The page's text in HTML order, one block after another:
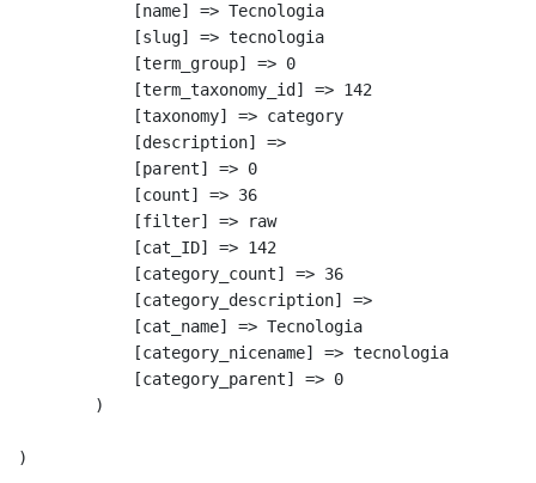
            [name] => Tecnologia
            [slug] => tecnologia
            [term_group] => 0
            [term_taxonomy_id] => 142
            [taxonomy] => category
            [description] =>
            [parent] => 0
            [count] => 36
            [filter] => raw
            [cat_ID] => 142
            [category_count] => 36
            [category_description] =>
            [cat_name] => Tecnologia
            [category_nicename] => tecnologia
            [category_parent] => 0
        )